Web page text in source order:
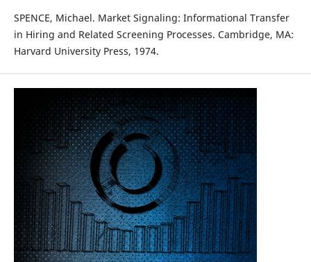
SPENCE, Michael. Market Signaling: Informational Transfer
in Hiring and Related Screening Processes. Cambridge, MA:
Harvard University Press, 1974.